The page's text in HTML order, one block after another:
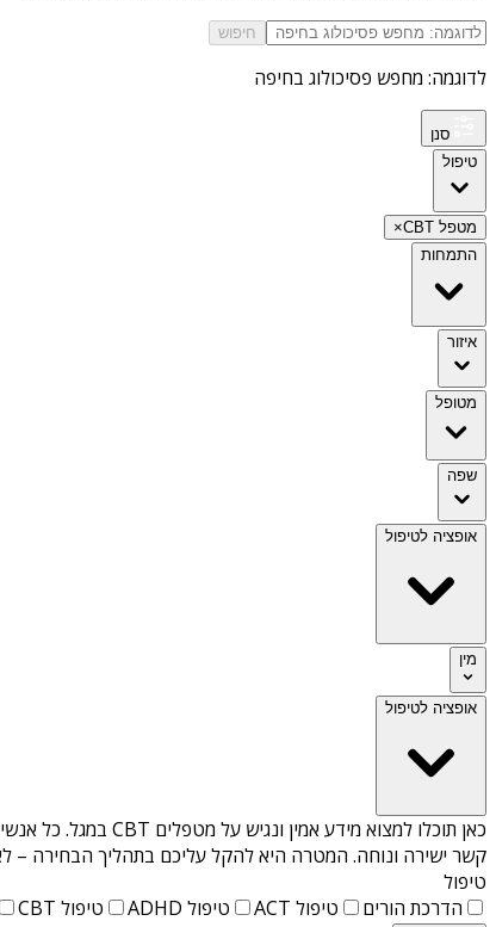
חיפוש
לדוגמה: מחפש פסיכולוג בחיפה
סנן
טיפול
מטפל CBT
×
התמחות
איזור
מטופל
שפה
אופציה לטיפול
מין
אופציה לטיפול
כאן תוכלו למצוא מידע אמין ונגיש על מטפלים CBT במגל
. כל
קשר ישירה ונוחה. המטרה היא להקל עליכם בתהליך הבחירה –
טיפול
הדרכת הורים
טיפול ACT טיפול ADHD טיפול CBT